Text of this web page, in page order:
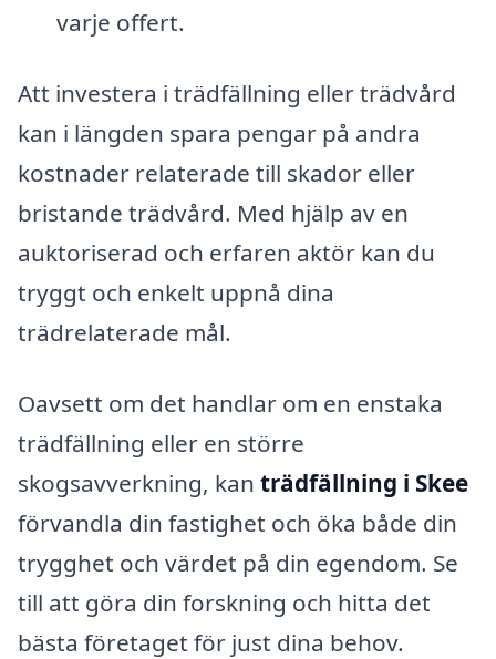
varje offert.
Att investera i trädfällning eller trädvård
kan i längden spara pengar på andra
kostnader relaterade till skador eller
bristande trädvård. Med hjälp av en
auktoriserad och erfaren aktör kan du
tryggt och enkelt uppnå dina
trädrelaterade mål.
Oavsett om det handlar om en enstaka
trädfällning eller en större
skogsavverkning, kan trädfällning i Skee
förvandla din fastighet och öka både din
trygghet och värdet på din egendom. Se
till att göra din forskning och hitta det
bästa företaget för just dina behov.